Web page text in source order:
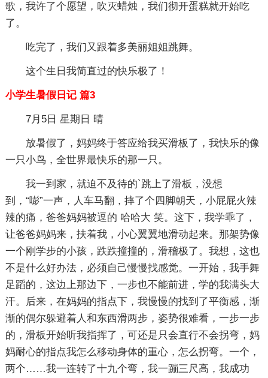
歌，我许了个愿望，吹灭蜡烛，我们彻开蛋糕就开始吃
了。
吃完了，我们又跟着多美丽姐姐跳舞。
这个生日我简直过的快乐极了！
小学生暑假日记 篇3
7月5日 星期日 晴
放暑假了，妈妈终于答应给我买滑板了，我快乐的像
一只小鸟，全世界最快乐的那一只。
我一到家，就迫不及待的`跳上了滑板，没想
到，“嘭”一声，人车马翻，摔了个四脚朝天，小屁屁火辣
辣的痛，爸爸妈妈被逗的 哈哈大 笑。这下，我学乖了，
让爸爸妈妈来，扶着我，小心翼翼地滑动起来。那架势像
一个刚学步的小孩，跌跌撞撞的，滑稽极了。我想，这也
不是什么好办法，必须自己慢慢找感觉。一开始，我手舞
足蹈的，这边上那边下，一步也不能前进，学的我满头大
汗。后来，在妈妈的指点下，我慢慢的找到了平衡感，渐
渐的偶尔躲避着人和东西滑两步，姿势很难看，一步一步
的，滑板开始听我指挥了，可还是只会直行不会拐弯，妈
妈耐心的指点我怎么移动身体的重心，怎么拐弯。一个，
两个……我一连转了十九个弯，我一蹦三尺高，我成功